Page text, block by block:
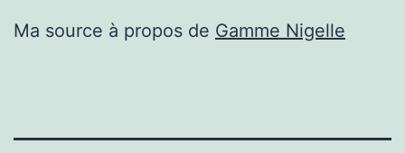
Ma source à propos de Gamme Nigelle